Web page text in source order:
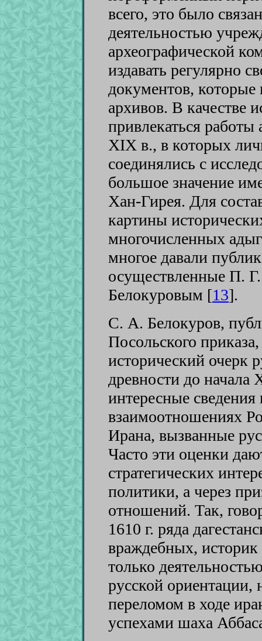
всего, это было
деятельностью
археографической
издавать регулярно
документов, которые
архивов. В качестве
привлекаться
XIX в., в которых
соединялись с
большое значение
Хан-Гирея. Для
картины
многочисленных
многое давали
осуществленные П.
Белокуровым [13].
С. А. Белокуров,
Посольского
исторический очерк
древности до
интересные
взаимоотношениях
Ирана, вызванные
Часто эти оценки
стратегических
политики, а через
отношений. Так,
1610 г. ряда
враждебных, историк
только
русской ориентации,
переломом в ходе
успехами шаха